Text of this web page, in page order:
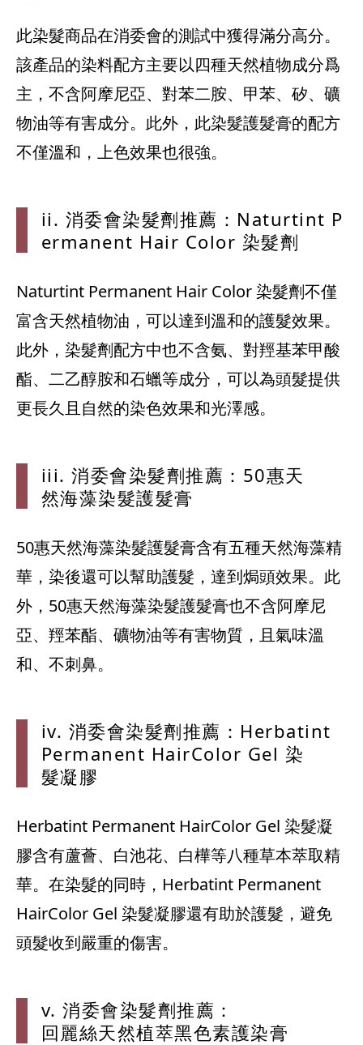
此染髮商品在消委會的測試中獲得滿分高分。
該產品的染料配方主要以四種天然植物成分爲
主，不含阿摩尼亞、對苯二胺、甲苯、矽、礦
物油等有害成分。此外，此染髮護髮膏的配方
不僅溫和，上色效果也很強。
ii. 消委會染髮劑推薦 ：Naturtint P
ermanent Hair Color 染髮劑
Naturtint Permanent Hair Color 染髮劑不僅
富含天然植物油，可以達到溫和的護髮效果。
此外，染髮劑配方中也不含氨、對羥基苯甲酸
酯、二乙醇胺和石蠟等成分，可以為頭髮提供
更長久且自然的染色效果和光澤感。
iii. 消委會染髮劑推薦：50惠天
然海藻染髮護髮膏
50惠天然海藻染髮護髮膏含有五種天然海藻精
華，染後還可以幫助護髮，達到焗頭效果。此
外，50惠天然海藻染髮護髮膏也不含阿摩尼
亞、羥苯酯、礦物油等有害物質，且氣味溫
和、不刺鼻。
iv. 消委會染髮劑推薦 ：Herbatint
Permanent HairColor Gel 染
髮凝膠
Herbatint Permanent HairColor Gel 染髮凝
膠含有蘆薈、白池花、白樺等八種草本萃取精
華。在染髮的同時，Herbatint Permanent
HairColor Gel 染髮凝膠還有助於護髮，避免
頭髮收到嚴重的傷害。
v. 消委會染髮劑推薦：
回麗絲天然植萃黑色素護染膏